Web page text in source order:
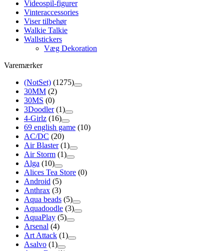
Videospil-figurer
Vinteraccessories
Viser tilbehør
Walkie Talkie
Wallstickers
Væg Dekoration
Varemærker
(NotSet) (1275)
30MM (2)
30MS (0)
3Doodler (1)
4-Girlz (16)
69 english game (10)
AC/DC (20)
Air Blaster (1)
Air Storm (1)
Alga (10)
Alices Tea Store (0)
Android (5)
Anthrax (3)
Aqua beads (5)
Aquadoodle (3)
AquaPlay (5)
Arsenal (4)
Art Attack (1)
Asalvo (1)